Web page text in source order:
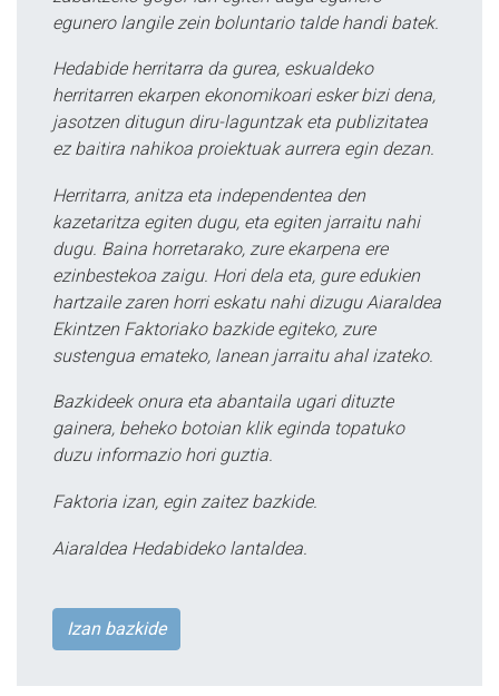
egunero langile zein boluntario talde handi batek.
Hedabide herritarra da gurea, eskualdeko
herritarren ekarpen ekonomikoari esker bizi dena,
jasotzen ditugun diru-laguntzak eta publizitatea
ez baitira nahikoa proiektuak aurrera egin dezan.
Herritarra, anitza eta independentea den
kazetaritza egiten dugu, eta egiten jarraitu nahi
dugu. Baina horretarako, zure ekarpena ere
ezinbestekoa zaigu. Hori dela eta, gure edukien
hartzaile zaren horri eskatu nahi dizugu Aiaraldea
Ekintzen Faktoriako bazkide egiteko, zure
sustengua emateko, lanean jarraitu ahal izateko.
Bazkideek onura eta abantaila ugari dituzte
gainera, beheko botoian klik eginda topatuko
duzu informazio hori guztia.
Faktoria izan, egin zaitez bazkide.
Aiaraldea Hedabideko lantaldea.
Izan bazkide